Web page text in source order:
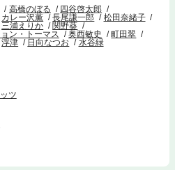
爆発巻頭カラー！『スノウボールア
！最新単行本6集発売中！『映像研には
りはしないが、ましになる』カレー
尾謙一郎 ●『重版出来！』松田奈緒
はゆったり生きたい？』緒里たば
ミムラパン』関野 葵 ●『YASUKE ？
ス 企画／ラション・トーマス 漫画／
新魂読切『笑顔の裏側』碑田サ年（ヒ
』浮津 ●『宇宙めし！』日向なつお
水谷 緑 ＊「月刊！スピリッツ」デ
ません。また、一部誌面の内容が異なる
高橋のぼる
四谷啓太郎
カレー沢薫 長尾謙一郎
松田奈緒子
三浦えりか
関野葵
ン・トーマス 奥西敏史
町田翠
浮津 日向なつお
水谷緑
ツ